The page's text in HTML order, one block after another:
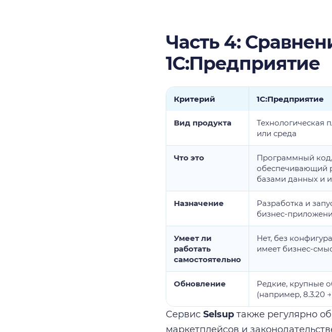
Часть 4:
1С:Предприятие
Критерий 1С:Предприятие
Вид продукта
Технологическая
или среда
Что это
Программный код,
обеспечивающий
базами данных и
Назначение
Разработка и
бизнес-
Умеет ли
работать
самостоятельно
Нет, без
имеет бизнес-
Обновление
Редкие, крупные
(например, 8.3.20 →
Сервис Selsup также регулярно
маркетплейсов и